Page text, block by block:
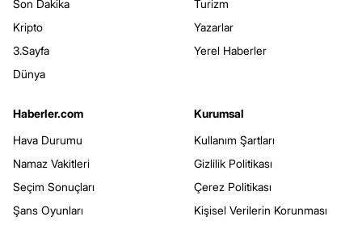
Son Dakika
Kripto
3.Sayfa
Dünya
Turizm
Yazarlar
Yerel Haberler
Haberler.com
Hava Durumu
Namaz Vakitleri
Seçim Sonuçları
Şans Oyunları
Kurumsal
Kullanım Şartları
Gizlilik Politikası
Çerez Politikası
Kişisel Verilerin Korunması